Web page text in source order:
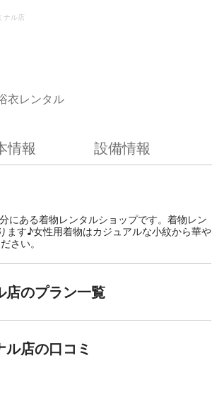
ナル店
衣レンタル
情報 設備情報
にある着物レンタルショップです。着物レン
ます♪女性用着物はカジュアルな小紋から華や
さい。
のプラン一覧
店の口コミ